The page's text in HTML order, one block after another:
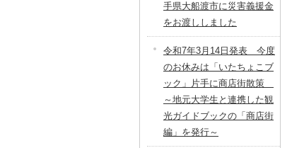
手県大船渡市に災害義援金
をお渡ししました
令和7年3月14日発表 今度
のお休みは「いたちょこブ
ック」片手に商店街散策
～地元大学生と連携した観
光ガイドブックの「商店街
編」を発行～